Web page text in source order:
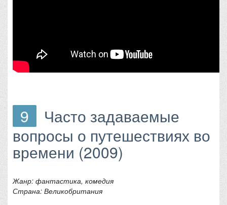
9
Часто задаваемые
вопросы о путешествиях во
времени (2009)
Жанр: фантастика, комедия
Страна: Великобритания